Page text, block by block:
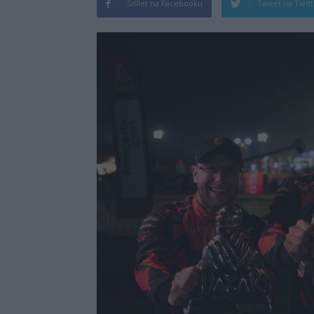
Sdílet na Facebooku Tweet na